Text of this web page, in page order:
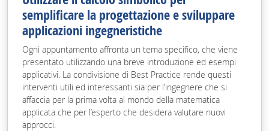
semplificare la progettazione e sviluppare
applicazioni ingegneristiche
Ogni appuntamento affronta un tema specifico, che viene
presentato utilizzando una breve introduzione ed esempi
applicativi. La condivisione di Best Practice rende questi
interventi utili ed interessanti sia per l’ingegnere che si
affaccia per la prima volta al mondo della matematica
applicata che per l’esperto che desidera valutare nuovi
approcci.